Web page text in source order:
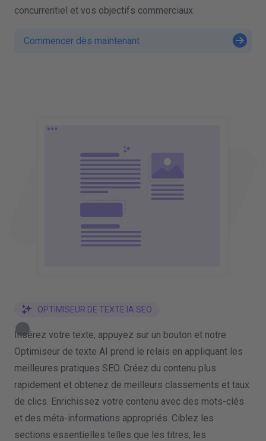
concurrentiel et vos objectifs commerciaux.
Commencer dès maintenant
OPTIMISEUR DE TEXTE IA SEO
Insérez votre texte, appuyez sur un bouton et notre
Optimiseur de texte AI prend le relais en appliquant les
meilleures pratiques SEO. Créez du contenu plus
rapidement et obtenez de meilleurs classements et taux
de clics. Enrichissez votre contenu avec des mots-clés
et des méta-informations appropriés. Ciblez les
sections essentielles telles que les titres, les